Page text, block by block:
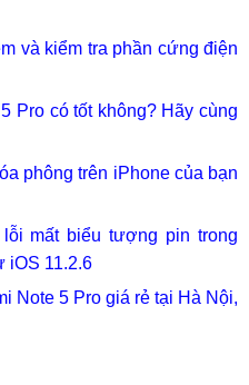
và kiểm tra phần cứng điện
Pro có tốt không? Hãy cùng
phông trên iPhone của bạn
mất biểu tượng pin trong
iOS 11.2.6
Note 5 Pro giá rẻ tại Hà Nội,